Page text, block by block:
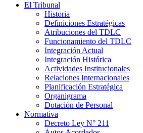
El Tribunal
Historia
Definiciones Estratégicas
Atribuciones del TDLC
Funcionamiento del TDLC
Integración Actual
Integración Histórica
Actividades Institucionales
Relaciones Internacionales
Planificación Estratégica
Organigrama
Dotación de Personal
Normativa
Decreto Ley N° 211